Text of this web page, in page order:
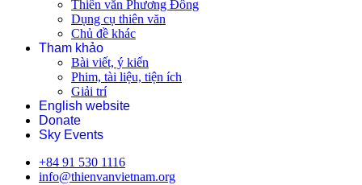
Thiên văn Phương Đông
Dụng cụ thiên văn
Chủ đề khác
Tham khảo
Bài viết, ý kiến
Phim, tài liệu, tiện ích
Giải trí
English website
Donate
Sky Events
+84 91 530 1116
info@thienvanvietnam.org